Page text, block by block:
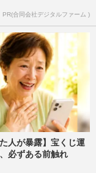
斉藤慎二、不同意
実…
2026/8/5
PR(合同会社デジタルファーム )
た人が暴露】宝くじ運
必ずある前触れ